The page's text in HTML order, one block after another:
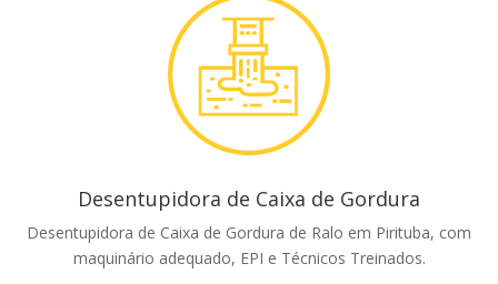
Desentupidora de Caixa de Gordura
Desentupidora de Caixa de Gordura de Ralo em Pirituba, com
maquinário adequado, EPI e Técnicos Treinados.